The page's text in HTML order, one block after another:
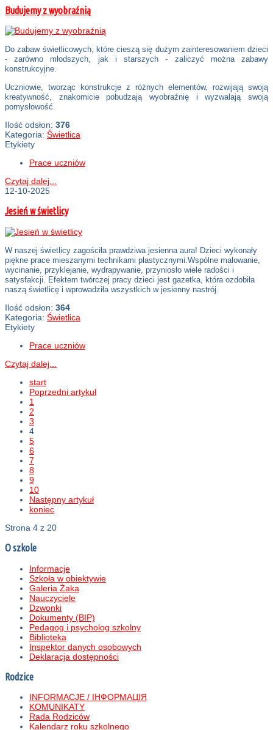
Budujemy z wyobraźnią
Do zabaw świetlicowych, które cieszą się dużym zainteresowaniem dzieci
- zarówno młodszych, jak i starszych - zaliczyć można zabawy
konstrukcyjne.
Uczniowie, tworząc konstrukcje z różnych elementów, rozwijają swoją
kreatywność, znakomicie pobudzają wyobraźnię i wyzwalają swoją
pomysłowość.
Ilość odsłon: 376
Kategoria: Świetlica
Etykiety
Prace uczniów
Czytaj dalej...
12-10-2025
Jesień w świetlicy
W naszej świetlicy zagościła prawdziwa jesienna aura! Dzieci wykonały
piękne prace mieszanymi technikami plastycznymi.Wspólne malowanie,
wycinanie, przyklejanie, wydrapywanie, przyniosło wiele radości i
satysfakcji. Efektem twórczej pracy dzieci jest gazetka, która ozdobiła
naszą świetlicę i wprowadziła wszystkich w jesienny nastrój.
Ilość odsłon: 364
Kategoria: Świetlica
Etykiety
Prace uczniów
Czytaj dalej...
start
Poprzedni artykuł
1
2
3
4
5
6
7
8
9
10
Następny artykuł
koniec
Strona 4 z 20
O szkole
Informacje
Szkoła w obiektywie
Galeria Żaka
Nauczyciele
Dzwonki
Dokumenty (BIP)
Pedagog i psycholog szkolny
Biblioteka
Inspektor danych osobowych
Deklaracja dostępności
Rodzice
INFORMACJE / ІНФОРМАЦІЯ
KOMUNIKATY
Rada Rodziców
Kalendarz roku szkolnego